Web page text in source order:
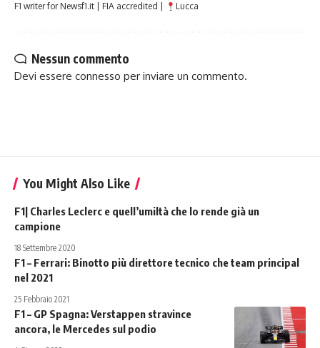
F1 writer for Newsf1.it | FIA accredited | Lucca
Nessun commento
Devi essere connesso per inviare un commento.
You Might Also Like
F1| Charles Leclerc e quell’umiltà che lo rende già un
campione
18 Settembre 2020
F1 – Ferrari: Binotto più direttore tecnico che team principal
nel 2021
25 Febbraio 2021
F1 – GP Spagna: Verstappen stravince
ancora, le Mercedes sul podio